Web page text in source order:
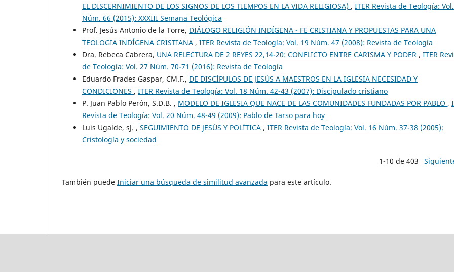
EL DISCERNIMIENTO DE LOS SIGNOS DE LOS TIEMPOS EN LA VIDA RELIGIOSA) , ITER Revista de Teología:
Núm. 66 (2015): XXXIII Semana Teológica
Prof. Jesús Antonio de la Torre, DIÁLOGO RELIGIÓN INDÍGENA - FE CRISTIANA Y PROPUESTAS PARA UNA
TEOLOGIA INDÍGENA CRISTIANA , ITER Revista de Teología: Vol. 19 Núm. 47 (2008): Revista de Teología
Dra. Rebeca Cabrera, UNA RELECTURA DE 2 REYES 22,14-20: CONFLICTO ENTRE CARISMA Y PODER , ITER
de Teología: Vol. 27 Núm. 70-71 (2016): Revista de Teología
Eduardo Frades Gaspar, CM.F., DE DISCÍPULOS DE JESÚS A MAESTROS EN LA IGLESIA NECESIDAD Y
CONDICIONES , ITER Revista de Teología: Vol. 18 Núm. 42-43 (2007): Discipulado cristiano
P. Juan Pablo Perón, S.D.B. , MODELO DE IGLESIA QUE NACE DE LAS COMUNIDADES FUNDADAS POR PABLO ,
Revista de Teología: Vol. 20 Núm. 48-49 (2009): Pablo de Tarso para hoy
Luis Ugalde, sJ. , SEGUIMIENTO DE JESÚS Y POLÍTICA , ITER Revista de Teología: Vol. 16 Núm. 37-38 (2005):
Cristología y sociedad
1-10 de 403
También puede Iniciar una búsqueda de similitud avanzada para este artículo.